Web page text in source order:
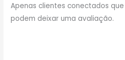
Apenas clientes conectados
podem deixar uma avaliação.